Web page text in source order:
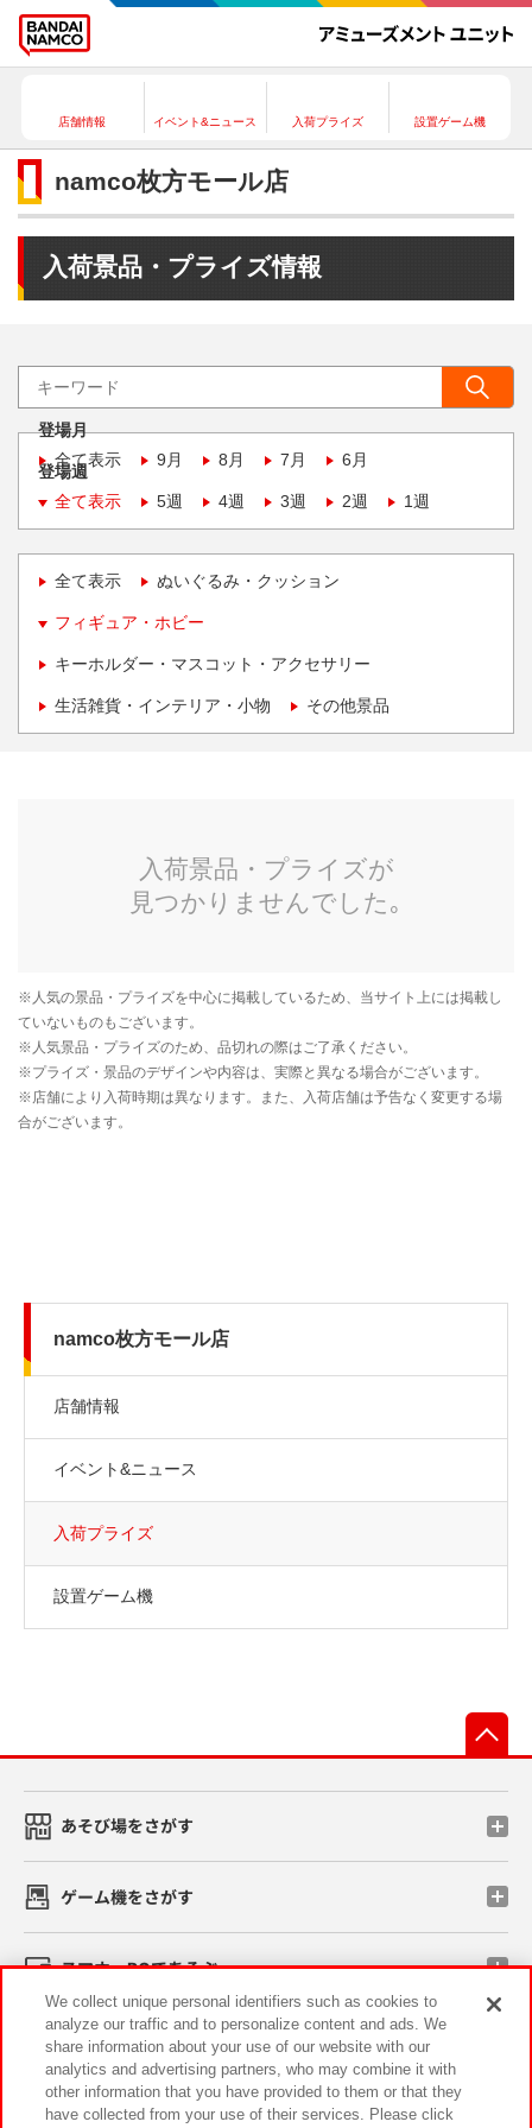
店舗情報 イベント&ニュース 入荷プライズ 設置ゲーム機
namco枚方モール店
入荷景品・プライズ情報
登場月
全て表示
9月 8月 7月 6月
登場週
全て表示
5週 4週 3週 2週 1週
全て表示 ぬいぐるみ・クッション
フィギュア・ホビー
キーホルダー・マスコット・アクセサリー
生活雑貨・インテリア・小物 その他景品
namco枚方モール店
店舗情報
イベント&ニュース
入荷プライズ
設置ゲーム機
あそび場をさがす
ゲーム機をさがす
スマホ・PCであそぶ
イベント・キャンペーン
We collect unique personal identifiers such as cookies to
analyze our traffic and to personalize content and ads. We
share information about your use of our website with our
analytics and advertising partners, who may combine it with
other information that you have provided to them or that they
have collected from your use of their services. Please click